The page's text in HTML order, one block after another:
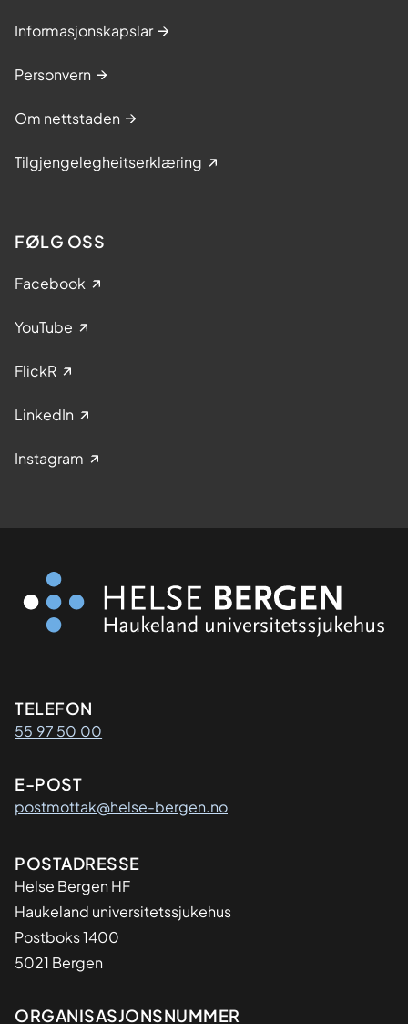
Informasjonskapslar
Personvern
Om nettstaden
Tilgjengelegheitserklæring
FØLG OSS
Facebook
YouTube
FlickR
LinkedIn
Instagram
Kontaktinformasjon
TELEFON
55 97 50 00
E-POST
postmottak@helse-bergen.no
Adresse
POSTADRESSE
Helse Bergen HF
Haukeland universitetssjukehus
Postboks 1400
5021 Bergen
ORGANISASJONSNUMMER